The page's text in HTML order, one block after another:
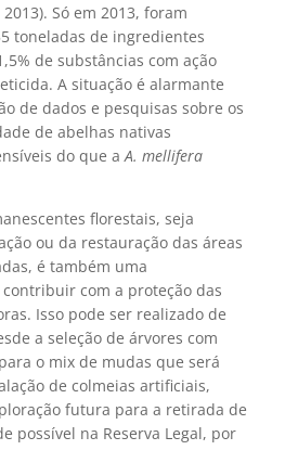
Só em 2013, foram
toneladas de ingredientes
de substâncias com ação
A situação é alarmante
de dados e pesquisas sobre os
de abelhas nativas
do que a A. mellifera
florestais, seja
ou da restauração das áreas
é também uma
com a proteção das
Isso pode ser realizado de
a seleção de árvores com
o mix de mudas que será
de colmeias artificiais,
futura para a retirada de
possível na Reserva Legal, por